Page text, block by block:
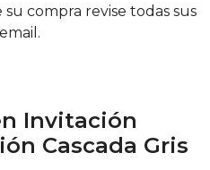
su compra revise todas sus
Invitación
Cascada Gris